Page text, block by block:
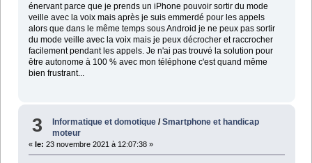
énervant parce que je prends un iPhone pouvoir sortir du mode
veille avec la voix mais après je suis emmerdé pour les appels
alors que dans le même temps sous Android je ne peux pas sortir
du mode veille avec la voix mais je peux décrocher et raccrocher
facilement pendant les appels. Je n'ai pas trouvé la solution pour
être autonome à 100 % avec mon téléphone c'est quand même
bien frustrant...
3 Informatique et domotique /Smartphone et handicap
moteur
« le: 23 novembre 2021 à 12:07:38 »